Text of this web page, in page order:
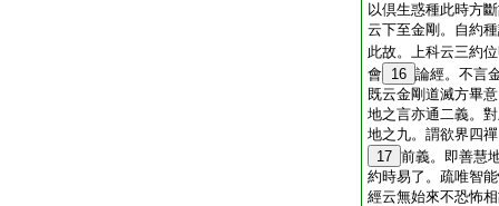
以倶生惑種此時方
云下至金剛。自約
此故。上科云三約
會 16 論經。不言
既云金剛道滅方畢
地之言亦通二義。
地之九。謂欲界四
17 前義。即善慧
約時易了。疏唯智
經云無始來不恐怖